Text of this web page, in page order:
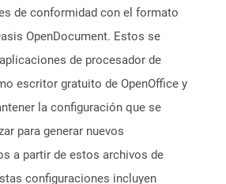
de conformidad con el formato
OpenDocument. Estos se
de procesador de
escritor gratuito de OpenOffice y
la configuración que se
para generar nuevos
a partir de estos archivos de
configuraciones incluyen